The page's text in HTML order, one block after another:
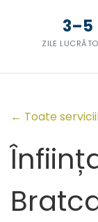
3–5
ZILE
← Toate